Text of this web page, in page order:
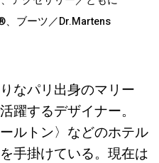
、ブーツ／Dr.Martens
なパリ出身のマリー
躍するデザイナー。
ルトン〉などのホテル
手掛けている。現在は